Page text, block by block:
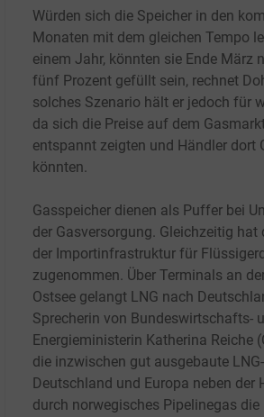
Würden sich die Speicher in den
Monaten mit dem gleichen Tempo
einem Jahr, könnten sie Ende März
fünf Prozent gefüllt sein, rechnet
solches Szenario hält er jedoch für
da sich die Preise auf dem
entspannt zeigten und Händler dort
könnten.
Gasspeicher dienen als Puffer bei
der Gasversorgung. Gleichzeitig hat
der Importinfrastruktur für
zugenommen. Über Terminals an
Ostsee gelangt LNG nach
Sprecherin von Bundeswirtschafts-
Energieministerin Katherina Reiche
die inzwischen gut ausgebaute
Deutschland und Europa neben der
durch norwegisches Pipelinegas